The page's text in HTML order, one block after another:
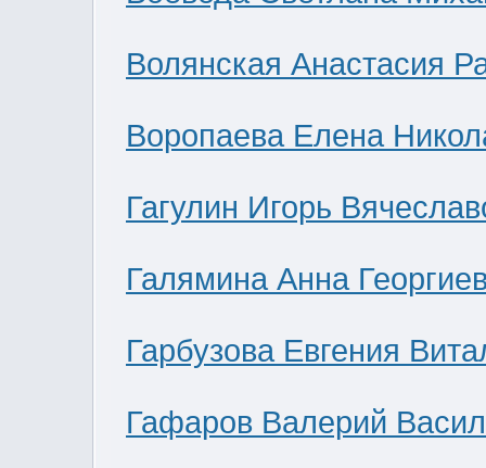
Волянская Анастасия
Воропаева Елена
Гагулин Игорь
Галямина Анна
Гарбузова Евгения
Гафаров Валерий